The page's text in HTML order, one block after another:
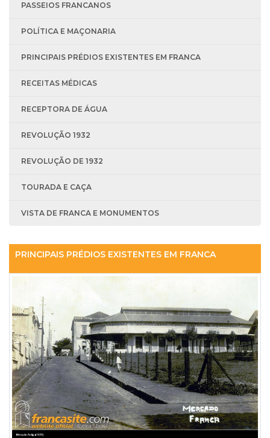
PASSEIOS FRANCANOS
POLÍTICA E MAÇONARIA
PRINCIPAIS PRÉDIOS EXISTENTES EM FRANCA
RECEITAS MÉDICAS
RECEPTORA DE ÁGUA
REVOLUÇÃO 1932
REVOLUÇÃO DE 1932
TOURADA E CAÇA
VISTA DE FRANCA E MONUMENTOS
PRINCIPAIS PRÉDIOS EXISTENTES EM FRANCA